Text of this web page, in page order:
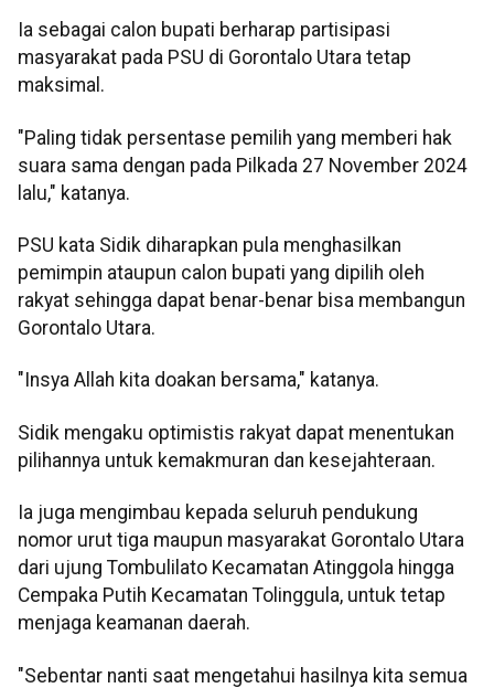
Ia sebagai calon bupati berharap partisipasi
masyarakat pada PSU di Gorontalo Utara tetap
maksimal.
"Paling tidak persentase pemilih yang memberi hak
suara sama dengan pada Pilkada 27 November 2024
lalu," katanya.
PSU kata Sidik diharapkan pula menghasilkan
pemimpin ataupun calon bupati yang dipilih oleh
rakyat sehingga dapat benar-benar bisa membangun
Gorontalo Utara.
"Insya Allah kita doakan bersama," katanya.
Sidik mengaku optimistis rakyat dapat menentukan
pilihannya untuk kemakmuran dan kesejahteraan.
Ia juga mengimbau kepada seluruh pendukung
nomor urut tiga maupun masyarakat Gorontalo Utara
dari ujung Tombulilato Kecamatan Atinggola hingga
Cempaka Putih Kecamatan Tolinggula, untuk tetap
menjaga keamanan daerah.
"Sebentar nanti saat mengetahui hasilnya kita semua